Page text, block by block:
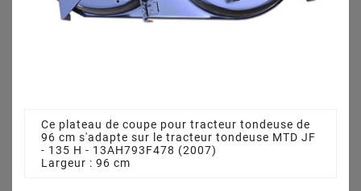
Ce plateau de coupe pour tracteur tondeuse de
96 cm s'adapte sur le tracteur tondeuse MTD JF
- 135 H - 13AH793F478 (2007)
Largeur : 96 cm